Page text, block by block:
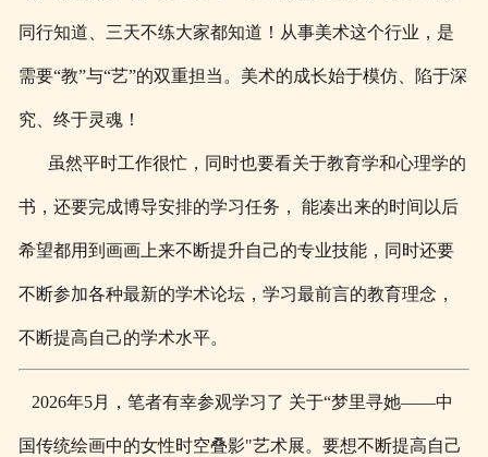
同行知道、三天不练大家都知道！从事美术这个行业，是
需要“教”与“艺”的双重担当。美术的成长始于模仿、陷于深
究、终于灵魂！
虽然平时工作很忙，同时也要看关于教育学和心理学的
书，还要完成博导安排的学习任务， 能凑出来的时间以后
希望都用到画画上来不断提升自己的专业技能，同时还要
不断参加各种最新的学术论坛，学习最前言的教育理念，
不断提高自己的学术水平。
2026年5月，笔者有幸参观学习了 关于“梦里寻她——中
国传统绘画中的女性时空叠影"艺术展。要想不断提高自己